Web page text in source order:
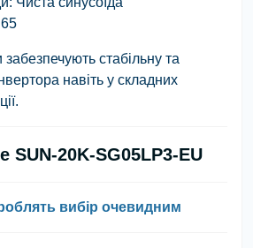
забезпечують стабільну та
навіть у складних
SUN-20K-SG05LP3-EU
вибір очевидним